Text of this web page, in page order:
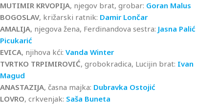
MUTIMIR KRVOPIJA, njegov brat, grobar: Goran Malus
BOGOSLAV, križarski ratnik: Damir Lončar
AMALIJA, njegova žena, Ferdinandova sestra: Jasna Palić
Picukarić
EVICA, njihova kći: Vanda Winter
TVRTKO TRPIMIROVIĆ, grobokradica, Lucijin brat: Ivan
Magud
ANASTAZIJA, časna majka: Dubravka Ostojić
LOVRO, crkvenjak: Saša Buneta